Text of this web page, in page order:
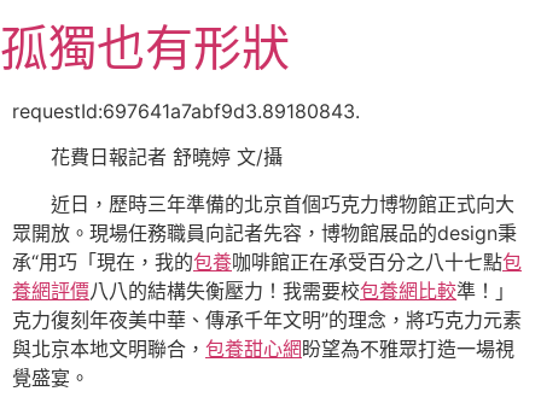
至
主
孤獨也有形狀
requestId:697641a7abf9d3.89180843.
花費日報記者 舒曉婷 文/攝
近日，歷時三年準備的北京首個巧克力博物館正式向大
眾開放。現場任務職員向記者先容，博物館展品的design秉
承“用巧「現在，我的包養咖啡館正在承受百分之八十七點包
養網評價八八的結構失衡壓力！我需要校包養網比較準！」
克力復刻年夜美中華、傳承千年文明”的理念，將巧克力元素
與北京本地文明聯合， 包養甜心網盼望為不雅眾打造一場視
覺盛宴。